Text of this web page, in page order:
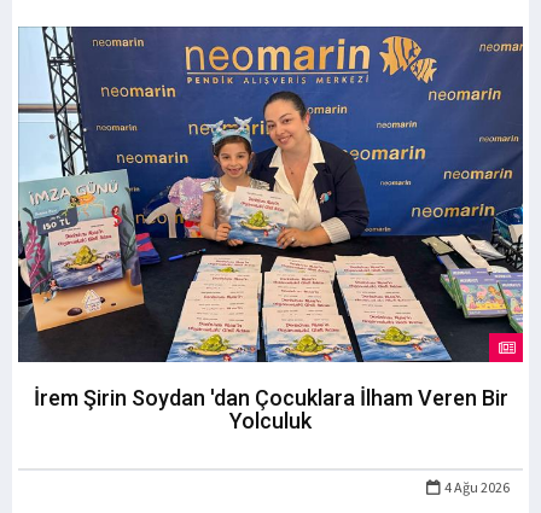
İrem Şirin Soydan 'dan Çocuklara İlham Veren Bir
Yolculuk
4 Ağu 2026